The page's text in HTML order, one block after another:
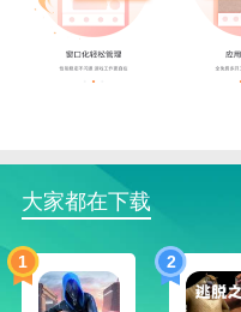
2。离线挂机功能:解决
题，提高了游戏的便捷
3。数据可视化:图表和
4。个性化推荐:根据玩
奇游戏和离线挂机的设置
/[k0/] App是一款集成了
斗功能的手机应用。具
大家都在下载
1 2